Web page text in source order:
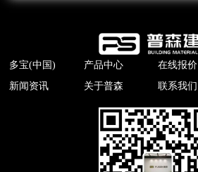
多宝(中国) 产品中心 在线报价
新闻资讯
关于普森 联系我们